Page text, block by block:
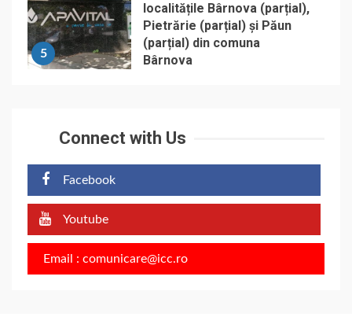
5
localitățile Bârnova (parțial),
Pietrărie (parțial) și Păun
(parțial) din comuna
Bârnova
Connect with Us
Facebook
Youtube
Email : comunicare@icc.ro